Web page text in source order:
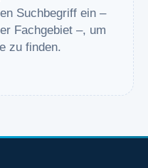
Suchbegriff ein –
Fachgebiet –, um
zu finden.